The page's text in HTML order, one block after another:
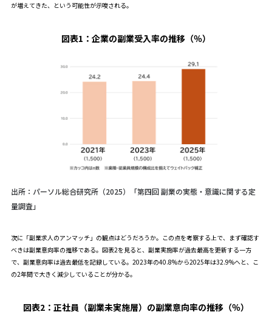
が増えてきた、という可能性が示唆される。
図表1： 企業の副業受入率の推移（％）
出所：パーソル総合研究所（2025）「第四回 副業の実態・意識に関する定
量調査」
次に「副業求人のアンマッチ」の観点はどうだろうか。この点を考察する上で、まず確認す
べきは副業意向率の推移である。図表2を見ると、副業実施率が過去最高を更新する一方
で、副業意向率は過去最低を記録している。2023年の40.8%から2025年は32.9%へと、こ
の2年間で大きく減少していることが分かる。
図表2： 正社員（副業未実施層）の副業意向率の推移（％）